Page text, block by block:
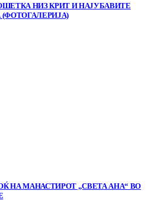
НИЗ КРИТ И НАЈУБАВИТЕ
НА МАНАСТИРОТ „СВЕТА АНА“ ВО